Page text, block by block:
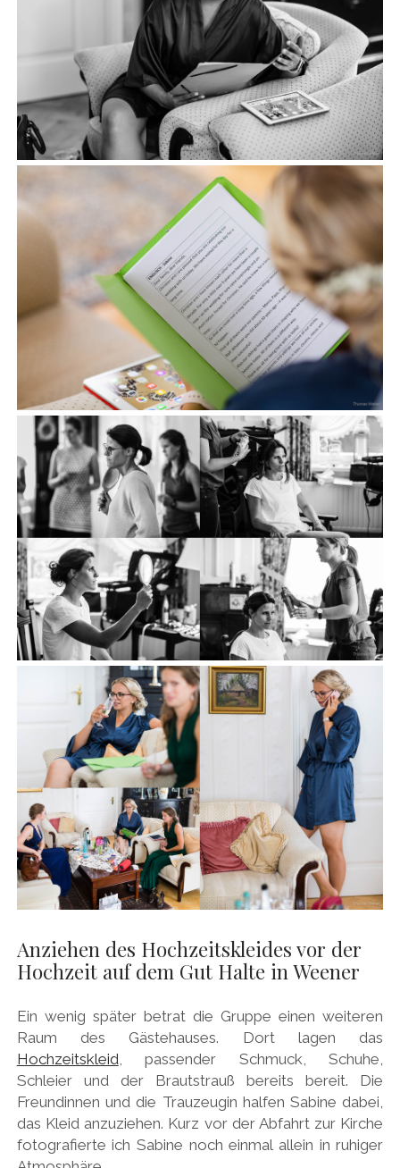
Anziehen des Hochzeitskleides vor der
Hochzeit auf dem Gut Halte in Weener
Ein wenig später betrat die Gruppe einen weiteren
Raum des Gästehauses. Dort lagen das
Hochzeitskleid, passender Schmuck, Schuhe,
Schleier und der Brautstrauß bereits bereit. Die
Freundinnen und die Trauzeugin halfen Sabine dabei,
das Kleid anzuziehen. Kurz vor der Abfahrt zur Kirche
fotografierte ich Sabine noch einmal allein in ruhiger